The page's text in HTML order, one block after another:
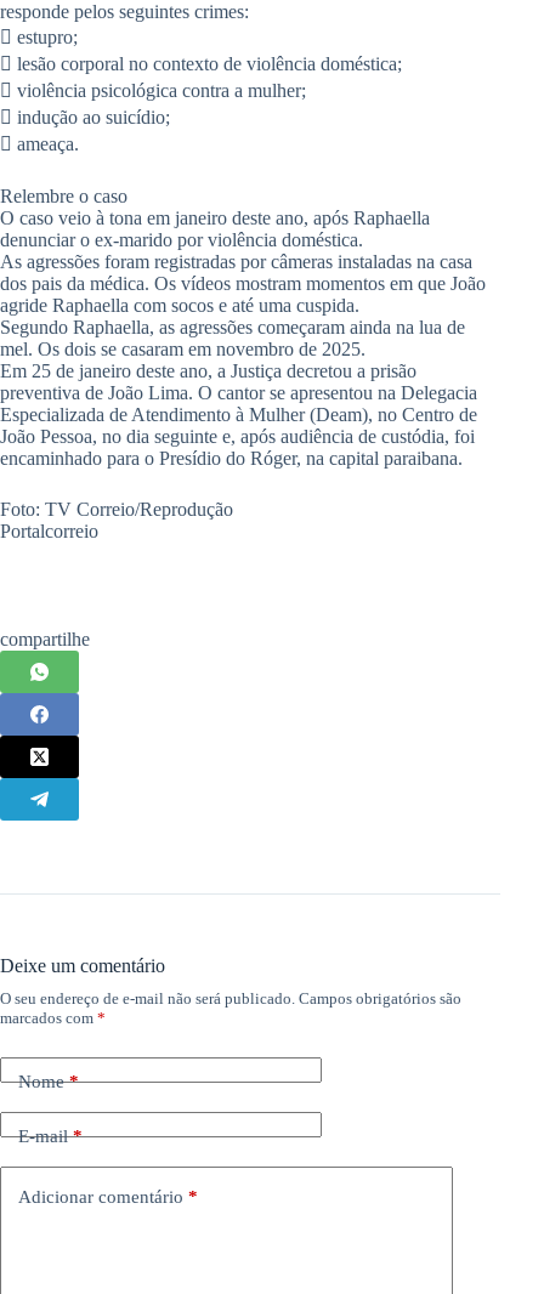
responde pelos seguintes crimes:
 estupro;
 lesão corporal no contexto de violência doméstica;
 violência psicológica contra a mulher;
 indução ao suicídio;
 ameaça.
Relembre o caso
O caso veio à tona em janeiro deste ano, após Raphaella
denunciar o ex-marido por violência doméstica.
As agressões foram registradas por câmeras instaladas na casa
dos pais da médica. Os vídeos mostram momentos em que João
agride Raphaella com socos e até uma cuspida.
Segundo Raphaella, as agressões começaram ainda na lua de
mel. Os dois se casaram em novembro de 2025.
Em 25 de janeiro deste ano, a Justiça decretou a prisão
preventiva de João Lima. O cantor se apresentou na Delegacia
Especializada de Atendimento à Mulher (Deam), no Centro de
João Pessoa, no dia seguinte e, após audiência de custódia, foi
encaminhado para o Presídio do Róger, na capital paraibana.
Foto: TV Correio/Reprodução
Portalcorreio
compartilhe
Deixe um comentário
O seu endereço de e-mail não será publicado. Campos obrigatórios são
marcados com *
Nome*
E-mail*
Adicionar comentário *